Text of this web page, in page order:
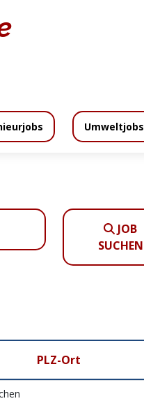
Umweltjobs
Anzeigenschaltung
JOB
SUCHEN
PLZ-Ort